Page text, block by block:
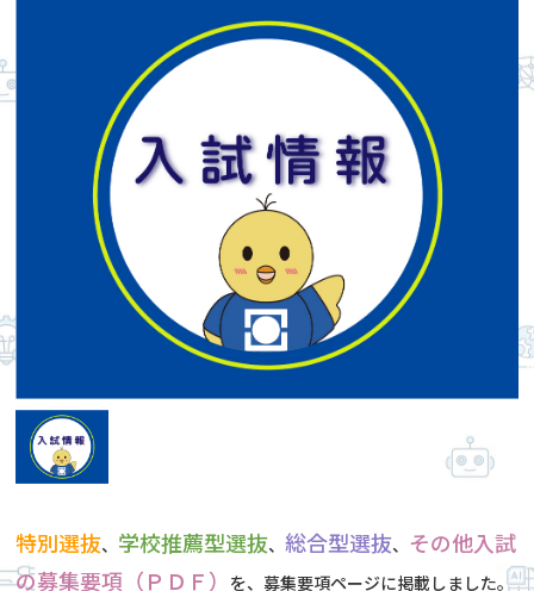
特別選抜、 学校推薦型選抜、 総合型選抜、 その他入試
の募集要項（ＰＤＦ）
を、募集要項ページに掲載しました。